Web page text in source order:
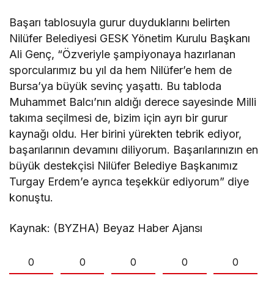
Başarı tablosuyla gurur duyduklarını belirten
Nilüfer Belediyesi GESK Yönetim Kurulu Başkanı
Ali Genç, “Özveriyle şampiyonaya hazırlanan
sporcularımız bu yıl da hem Nilüfer’e hem de
Bursa’ya büyük sevinç yaşattı. Bu tabloda
Muhammet Balcı’nın aldığı derece sayesinde Milli
takıma seçilmesi de, bizim için ayrı bir gurur
kaynağı oldu. Her birini yürekten tebrik ediyor,
başarılarının devamını diliyorum. Başarılarınızın en
büyük destekçisi Nilüfer Belediye Başkanımız
Turgay Erdem’e ayrıca teşekkür ediyorum” diye
konuştu.
Kaynak: (BYZHA) Beyaz Haber Ajansı
0 0 0 0 0